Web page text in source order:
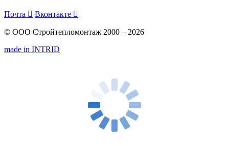
Почта  Вконтакте 
© ООО Стройтепломонтаж 2000 – 2026
made in INTRID